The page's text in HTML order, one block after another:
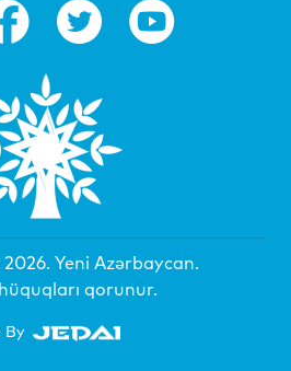
Yeni Azərbaycan.
qorunur.
By